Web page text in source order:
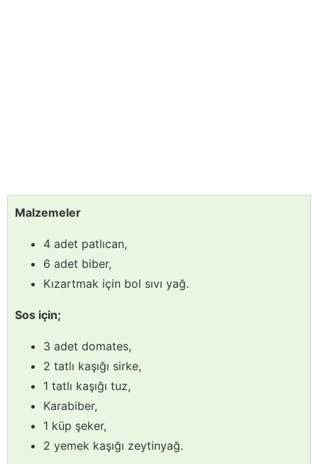
Malzemeler
4 adet patlıcan,
6 adet biber,
Kızartmak için bol sıvı yağ.
Sos için;
3 adet domates,
2 tatlı kaşığı sirke,
1 tatlı kaşığı tuz,
Karabiber,
1 küp şeker,
2 yemek kaşığı zeytinyağ.